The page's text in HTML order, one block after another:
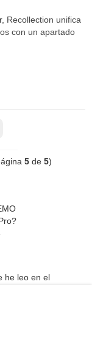
Recollection unifica
con un apartado
5de 5)
he leo en el